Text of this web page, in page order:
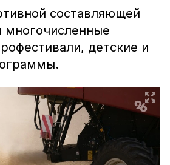
составляющей
многочисленные
детские и